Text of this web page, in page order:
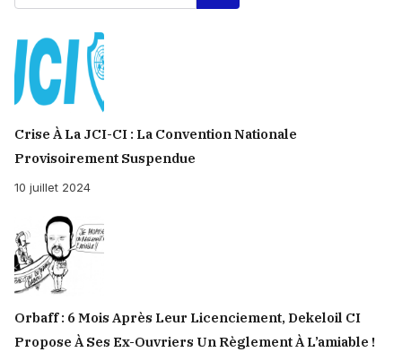
Crise À La JCI-CI : La Convention Nationale
Provisoirement Suspendue
10 juillet 2024
Orbaff : 6 Mois Après Leur Licenciement, Dekeloil CI
Propose À Ses Ex-Ouvriers Un Règlement À L’amiable !